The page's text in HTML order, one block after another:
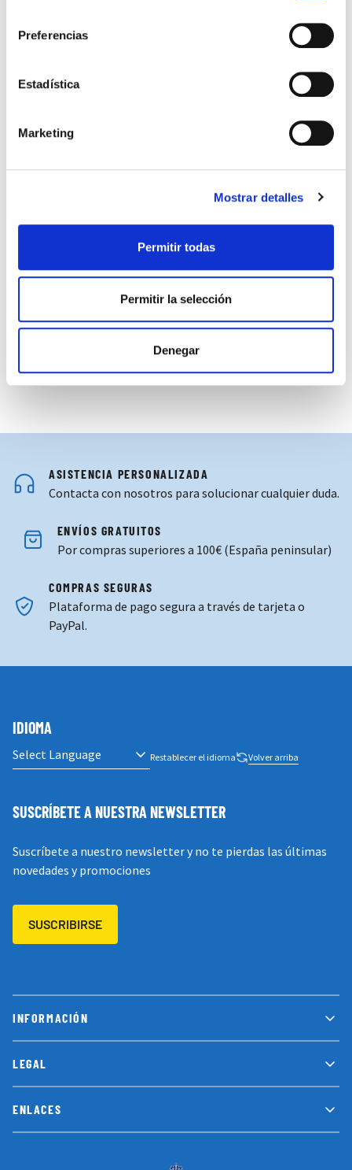
Preferencias
Estadística
Marketing
Mostrar detalles
Permitir todas
Permitir la selección
Denegar
BOLSA DEPORTE SAFTA 29,95 €
View more about Bolsa deporte Safta
View more about Portaflautas
View more about BANDOLERA
View more about BOLSA DE
ASISTENCIA PERSONALIZADA
Contacta con nosotros para solucionar cualquier duda.
ENVÍOS GRATUITOS
Por compras superiores a 100€ (España peninsular)
COMPRAS SEGURAS
Plataforma de pago segura a través de tarjeta o
PayPal.
INFORMACIÓN
LEGAL
ENLACES
IDIOMA
Restablecer el idioma Volver arriba
SUSCRÍBETE A NUESTRA NEWSLETTER
Suscríbete a nuestro newsletter y no te pierdas las últimas
novedades y promociones
SUSCRIBIRSE